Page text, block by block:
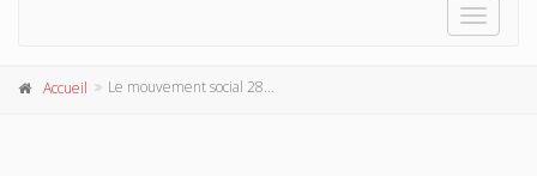
Toggle
Accueil Le mouvement social 280, juillet-septembre 2022